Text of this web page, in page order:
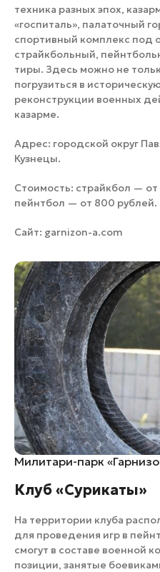
техника разных эпох,
«госпиталь», палаточный
спортивный комплекс под
страйкбольный,
тиры. Здесь можно не
погрузиться в
реконструкции военных
казарме.
Адрес: городской округ
Кузнецы.
Стоимость: страйкбол — от
пейнтбол — от 800 рублей.
Сайт: garnizon-a.com
Милитари-парк
Клуб «Сурикаты»
На территории клуба
для проведения игр в
смогут в составе военной
позиции, занятые